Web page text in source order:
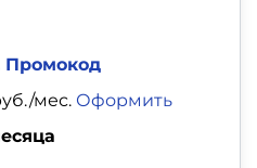
Промокод
мес. Оформить